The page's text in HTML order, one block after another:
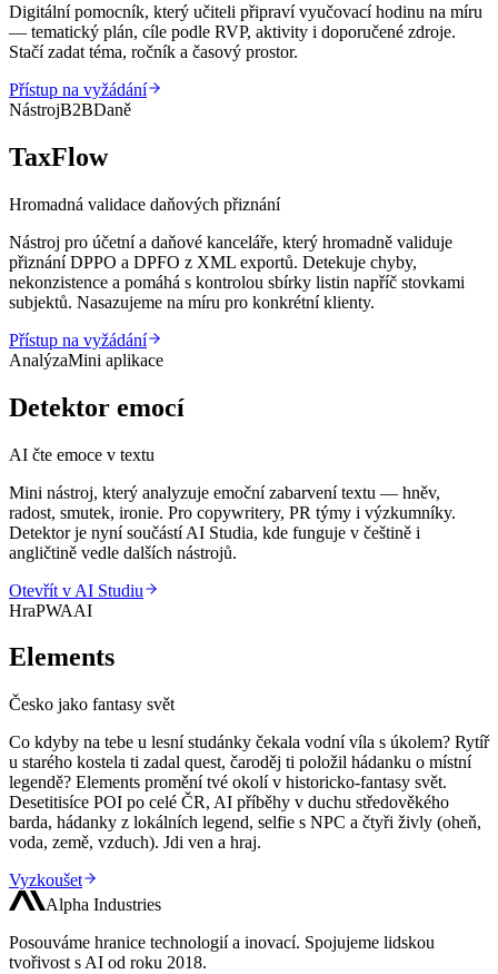
Digitální pomocník, který učiteli připraví vyučovací hodinu na míru
— tematický plán, cíle podle RVP, aktivity i doporučené zdroje.
Stačí zadat téma, ročník a časový prostor.
Přístup na vyžádání
NástrojB2BDaně
TaxFlow
Hromadná validace daňových přiznání
Nástroj pro účetní a daňové kanceláře, který hromadně validuje
přiznání DPPO a DPFO z XML exportů. Detekuje chyby,
nekonzistence a pomáhá s kontrolou sbírky listin napříč stovkami
subjektů. Nasazujeme na míru pro konkrétní klienty.
Přístup na vyžádání
AnalýzaMini aplikace
Detektor emocí
AI čte emoce v textu
Mini nástroj, který analyzuje emoční zabarvení textu — hněv,
radost, smutek, ironie. Pro copywritery, PR týmy i výzkumníky.
Detektor je nyní součástí AI Studia, kde funguje v češtině i
angličtině vedle dalších nástrojů.
Otevřít v AI Studiu
HraPWAAI
Elements
Česko jako fantasy svět
Co kdyby na tebe u lesní studánky čekala vodní víla s úkolem? Rytíř
u starého kostela ti zadal quest, čaroděj ti položil hádanku o místní
legendě? Elements promění tvé okolí v historicko-fantasy svět.
Desetitisíce POI po celé ČR, AI příběhy v duchu středověkého
barda, hádanky z lokálních legend, selfie s NPC a čtyři živly (oheň,
voda, země, vzduch). Jdi ven a hraj.
Vyzkoušet
Alpha Industries
Posouváme hranice technologií a inovací. Spojujeme lidskou
tvořivost s AI od roku 2018.